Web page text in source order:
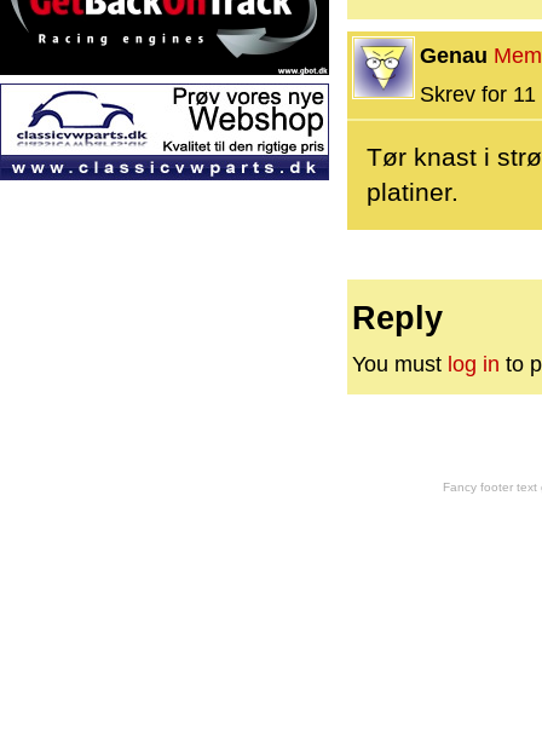
Genau
Skrev for
Tør knast i
platiner.
Reply
You must log in to
Fancy footer